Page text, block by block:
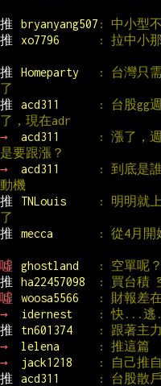
推 bryanyang507 : 中小型
推
xo7796 : 拉中小
推 Homeparty
: 台灣只
了
推
acd311
: 台股gg
了，現在adr
→
acd311
: 漲了，
是要跟漲？
→
acd311
: 到底是
動機
推
TNLouis
: 明明就
了
推
mecca : 從4月開
噓 ghostland
: 空單呢？
推
ha22457098
: 買台積
噓
woosa5566
: 財報差
→
idernest
: 快...
推
tn601374
: 跟著主
→
lelena
: 推這篇
→
jack1218
: 自己推
推
acd311
: 台股散